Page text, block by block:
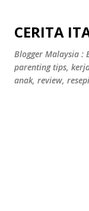
CERITA
Blogger Malaysia :
parenting tips,
anak, review,